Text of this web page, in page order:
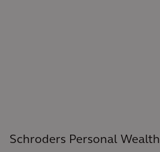
Schroders Personal Wealth